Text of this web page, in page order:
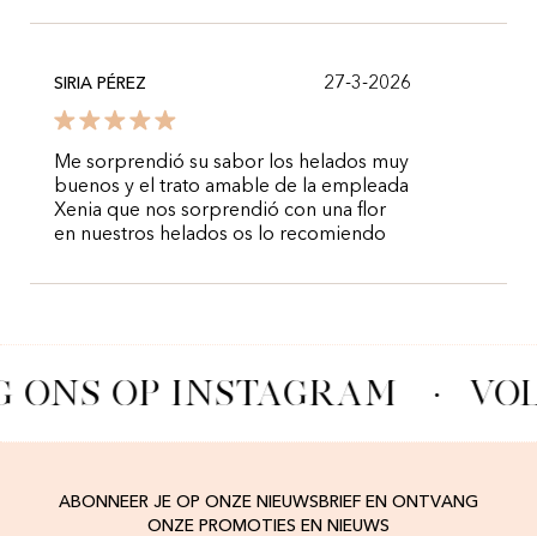
SIRIA PÉREZ 27-3-2026
Me sorprendió su sabor los helados muy
buenos y el trato amable de la empleada
Xenia que nos sorprendió con una flor
en nuestros helados os lo recomiendo
ONS OP INSTAGRAM ·
ABONNEER JE OP ONZE NIEUWSBRIEF EN ONTVANG
ONZE PROMOTIES EN NIEUWS